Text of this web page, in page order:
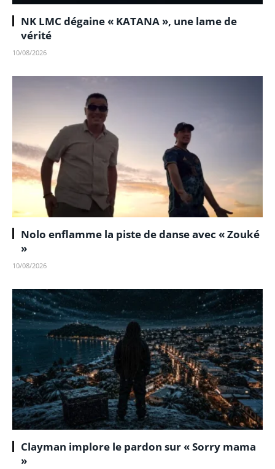
NK LMC dégaine « KATANA », une lame de
vérité
10/08/2026
Nolo enflamme la piste de danse avec « Zouké
»
10/08/2026
Clayman implore le pardon sur « Sorry mama
»